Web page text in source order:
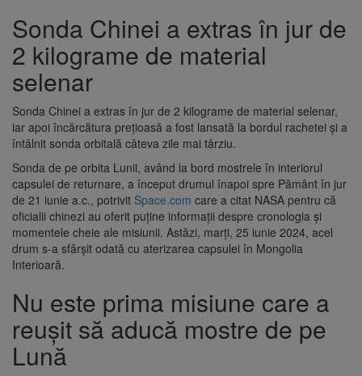
Sonda Chinei a extras în jur de
2 kilograme de material
selenar
Sonda Chinei a extras în jur de 2 kilograme de material selenar,
iar apoi încărcătura prețioasă a fost lansată la bordul rachetei și a
întâlnit sonda orbitală câteva zile mai târziu.
Sonda de pe orbita Lunii, având la bord mostrele în interiorul
capsulei de returnare, a început drumul înapoi spre Pământ în jur
de 21 iunie a.c., potrivit Space.com care a citat NASA pentru că
oficialii chinezi au oferit puține informații despre cronologia și
momentele cheie ale misiunii. Astăzi, marți, 25 iunie 2024, acel
drum s-a sfârșit odată cu aterizarea capsulei în Mongolia
Interioară.
Nu este prima misiune care a
reușit să aducă mostre de pe
Lună